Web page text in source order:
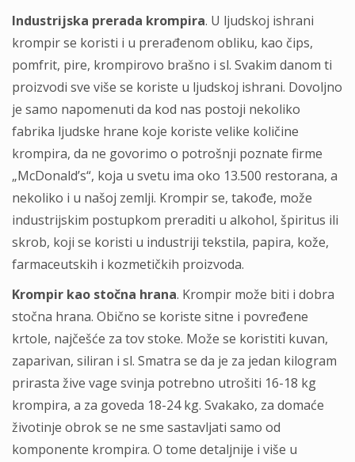
Industrijska prerada krompira. U ljudskoj ishrani
krompir se koristi i u prerađenom obliku, kao čips,
pomfrit, pire, krompirovo brašno i sl. Svakim danom ti
proizvodi sve više se koriste u ljudskoj ishrani. Dovoljno
je samo napomenuti da kod nas postoji nekoliko
fabrika ljudske hrane koje koriste velike količine
krompira, da ne govorimo o potrošnji poznate firme
„McDonald’s“, koja u svetu ima oko 13.500 restorana, a
nekoliko i u našoj zemlji. Krompir se, takođe, može
industrijskim postupkom preraditi u alkohol, špiritus ili
skrob, koji se koristi u industriji tekstila, papira, kože,
farmaceutskih i kozmetičkih proizvoda.
Krompir kao stočna hrana. Krompir može biti i dobra
stočna hrana. Obično se koriste sitne i povređene
krtole, najčešće za tov stoke. Može se koristiti kuvan,
zaparivan, siliran i sl. Smatra se da je za jedan kilogram
prirasta žive vage svinja potrebno utrošiti 16-18 kg
krompira, a za goveda 18-24 kg. Svakako, za domaće
životinje obrok se ne sme sastavljati samo od
komponente krompira. O tome detaljnije i više u